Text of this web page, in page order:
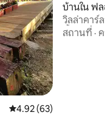
คะแนนเฉลี่ย 4.92 จาก 5,
4.92 (63)
บ้านใน ฟ
วิลล่าคาร์
น้ำร้อน
สถานที่ ·